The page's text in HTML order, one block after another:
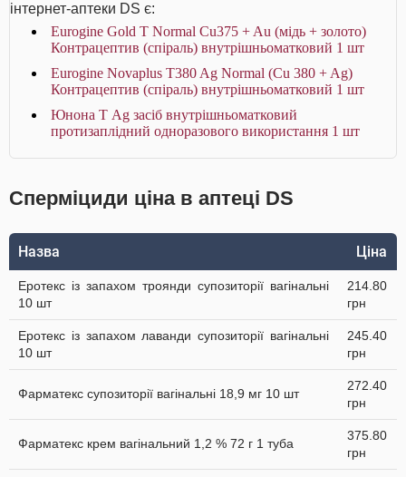
інтернет-аптеки DS є:
Eurogine Gold T Normal Cu375 + Au (мідь + золото)
Контрацептив (спіраль) внутрішньоматковий 1 шт
Eurogine Novaplus T380 Ag Normal (Cu 380 + Ag)
Контрацептив (спіраль) внутрішньоматковий 1 шт
Юнона Т Ag засіб внутрішньоматковий
протизаплідний одноразового використання 1 шт
Сперміциди ціна в аптеці DS
Назва Ціна
Еротекс із запахом троянди супозиторії вагінальні
10 шт
214.80
грн
Еротекс із запахом лаванди супозиторії вагінальні
10 шт
245.40
грн
Фарматекс супозиторії вагінальні 18,9 мг 10 шт
272.40
грн
Фарматекс крем вагінальний 1,2 % 72 г 1 туба
375.80
грн